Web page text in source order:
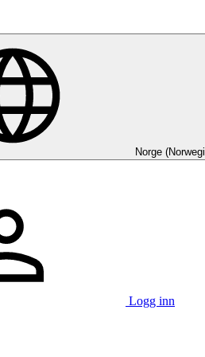
Norge
Logg inn